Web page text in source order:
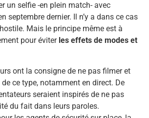
un selfie -en plein match- avec
septembre dernier. Il n’y a dans ce cas
Mais le principe même est à
pour éviter les effets de modes et
ont la consigne de ne pas filmer et
ce type, notamment en direct. De
seraient inspirés de ne pas
du fait dans leurs paroles.